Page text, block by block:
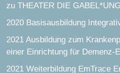
zu THEATER DIE GABEL*UNG
2020 Basisausbildung
2021 Ausbildung zum
einer Einrichtung für Demenz-
2021 Weiterbildung EmTrace